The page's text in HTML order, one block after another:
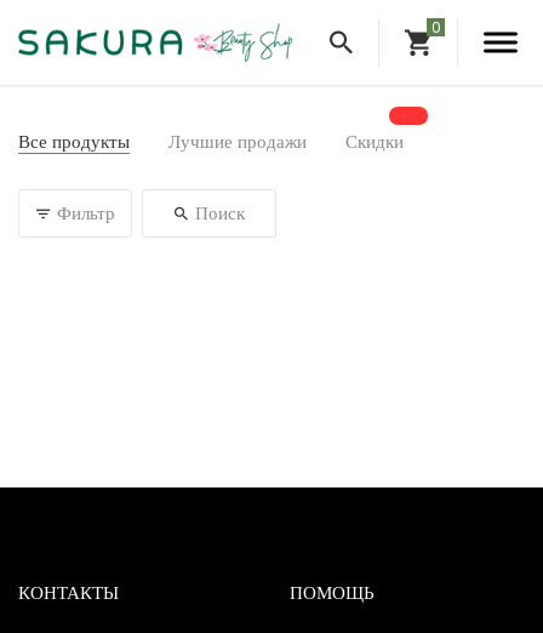
Все продукты Лучшие продажи Скидки
Фильтр Поиск
КОНТАКТЫ ПОМОЩЬ